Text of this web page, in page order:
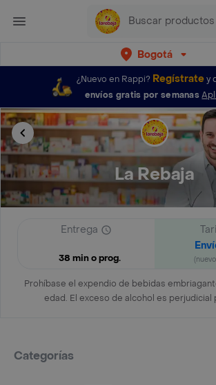
Bogotá
¿Nuevo en Rappi? Regístratey
envíos gratis por semanas
La Rebaja
Entrega
38 min o prog.
Prohíbase el expendio de bebidas
edad. El exceso de alcohol es perjudicial
Categorías